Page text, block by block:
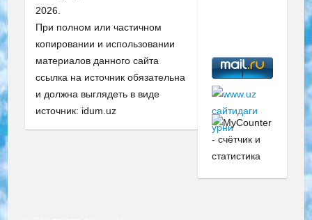
2026.
При полном или частичном
копировании и использовании
материалов данного сайта
ссылка на источник обязательна
и должна выглядеть в виде
источник: idum.uz